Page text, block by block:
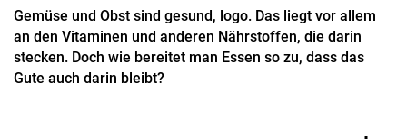
Gemüse und Obst sind gesund, logo. Das liegt vor allem
an den Vitaminen und anderen Nährstoffen, die darin
stecken. Doch wie bereitet man Essen so zu, dass das
Gute auch darin bleibt?